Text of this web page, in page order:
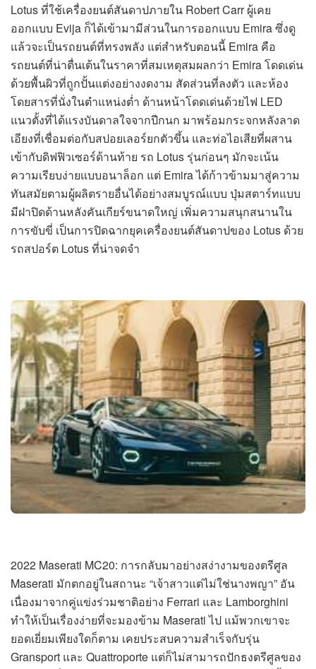
Lotus ที่ใช้เครื่องยนต์สันดาปภายใน Robert Carr ผู้เคย
ออกแบบ Evija ก็ได้เข้ามามีส่วนในการออกแบบ Emira ซึ่งดู
แล้วจะเป็นรถยนต์ที่ทรงพลัง แต่สำหรับตอนนี้ Emira คือ
รถยนต์ที่น่าตื่นเต้นในราคาที่สมเหตุสมผลกว่า Emira โดดเด่น
ด้วยพื้นผิวที่ถูกปั้นแต่งอย่างงดงาม สัดส่วนที่ลงตัว และห้อง
โดยสารที่นั่งในตำแหน่งต่ำ ด้านหน้าโดดเด่นด้วยไฟ LED
แนวตั้งที่ได้แรงบันดาลใจจากปีกนก มาพร้อมกระจกหลังลาด
เอียงที่เชื่อมต่อกับสปอยเลอร์ยกตัวขึ้น และท่อไอเสียที่ผสาน
เข้ากับดิฟฟิวเซอร์ด้านท้าย รถ Lotus รุ่นก่อนๆ มักจะเน้น
ความเรียบง่ายแบบอนาล็อก แต่ Emira ได้ก้าวข้ามมาสู่ความ
ทันสมัยตามผู้ผลิตรายอื่นได้อย่างสมบูรณ์แบบ ปุ่มสตาร์ทแบบ
มีฝาปิดด้านหลังคันเกียร์ขนาดใหญ่ เพิ่มความสนุกสนานใน
การขับขี่ เป็นการปิดฉากยุคเครื่องยนต์สันดาปของ Lotus ด้วย
รถสปอร์ต Lotus ที่น่าจดจำ
2022 Maserati MC20: การกลับมาอย่างสง่างามของตรีศูล
Maserati มักตกอยู่ในสถานะ “เจ้าสาวแต่ไม่ใช่นางพญา” อัน
เนื่องมาจากคู่แข่งร่วมชาติอย่าง Ferrari และ Lamborghini
ทำให้เป็นเรื่องง่ายที่จะมองข้าม Maserati ไป แม้พวกเขาจะ
ยอดเยี่ยมเพียงใดก็ตาม เคยประสบความสำเร็จกับรุ่น
Gransport และ Quattroporte แต่ก็ไม่สามารถปักธงตรีศูลของ